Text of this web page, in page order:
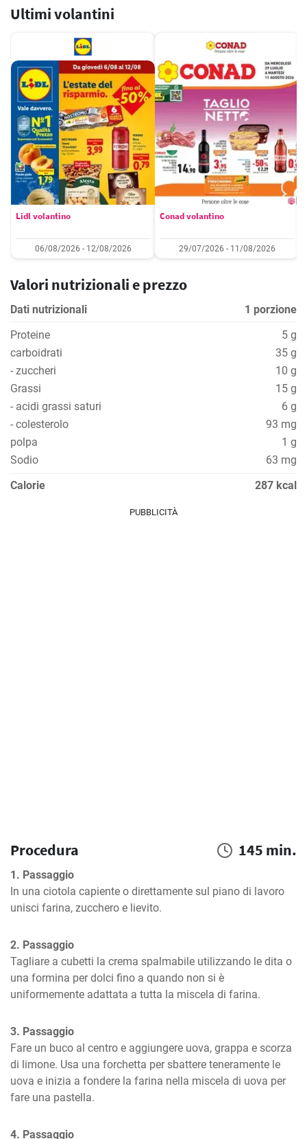
Ultimi volantini
Lidl volantino
06/08/2026 - 12/08/2026
Conad volantino
29/07/2026 - 11/08/2026
Valori nutrizionali e prezzo
Dati nutrizionali
1 porzione
Proteine
5 g
carboidrati
35 g
- zuccheri
10 g
Grassi
15 g
- acidi grassi saturi
6 g
- colesterolo
93 mg
polpa
1 g
Sodio
63 mg
Calorie
287 kcal
PUBBLICITÀ
Procedura 145 min.
1. Passaggio
In una ciotola capiente o direttamente sul piano di lavoro
unisci farina, zucchero e lievito.
2. Passaggio
Tagliare a cubetti la crema spalmabile utilizzando le dita o
una formina per dolci fino a quando non si è
uniformemente adattata a tutta la miscela di farina.
3. Passaggio
Fare un buco al centro e aggiungere uova, grappa e scorza
di limone. Usa una forchetta per sbattere teneramente le
uova e inizia a fondere la farina nella miscela di uova per
fare una pastella.
4. Passaggio